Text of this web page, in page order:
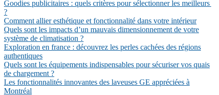
Goodies publicitaires : quels critères pour sélectionner les meilleurs
?
Comment allier esthétique et fonctionnalité dans votre intérieur
Quels sont les impacts d’un mauvais dimensionnement de votre
système de climatisation ?
Exploration en france : découvrez les perles cachées des régions
authentiques
Quels sont les équipements indispensables pour sécuriser vos quais
de chargement ?
Les fonctionnalités innovantes des laveuses GE appréciées à
Montréal